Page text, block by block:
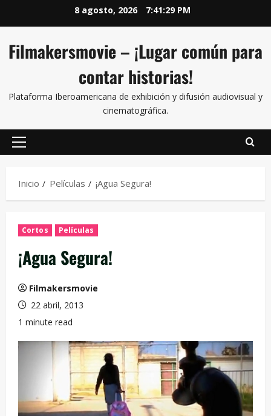
8 agosto, 2026 7:41:30 PM
Filmakersmovie – ¡Lugar común para
contar historias!
Plataforma Iberoamericana de exhibición y difusión audiovisual y
cinematográfica.
Inicio Películas ¡Agua Segura!
Cortos Películas
¡Agua Segura!
Filmakersmovie
22 abril, 2013
1 minute read